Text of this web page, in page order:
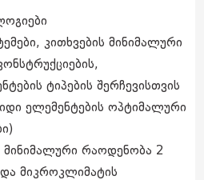
კითხვების მინიმალური
ტიპების შერჩევისთვის
ელემენტების ოპტიმალური
მინიმალური რაოდენობა 2
და მიკროკლიმატის